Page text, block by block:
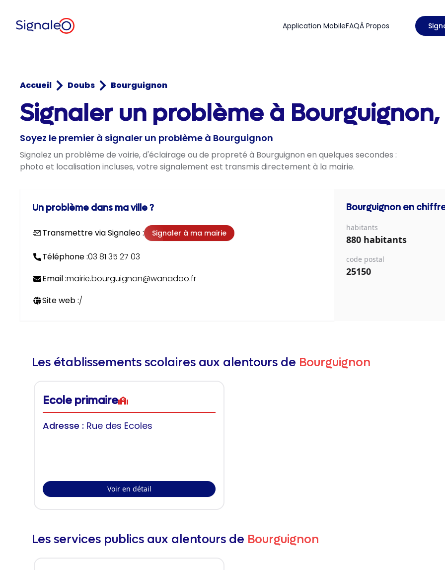
Application MobileFAQÀ Propos
Accueil Doubs Bourguignon
Signaler un problème à Bourguignon,
Soyez le premier à signaler un problème à Bourguignon
Signalez un problème de voirie, d'éclairage ou de propreté à Bourguignon en quelques secondes :
photo et localisation incluses, votre signalement est transmis directement à la mairie.
Un problème dans ma ville ?
Transmettre via Signaleo : Signaler à ma mairie
Téléphone :03 81 35 27 03
Email :mairie.bourguignon@wanadoo.fr
Site web :/
Bourguignon en
habitants
880 habitants
code postal
25150
Les établissements scolaires aux alentours de Bourguignon
Ecole primaire
Adresse : Rue des Ecoles
Voir en détail
Les services publics aux alentours de Bourguignon